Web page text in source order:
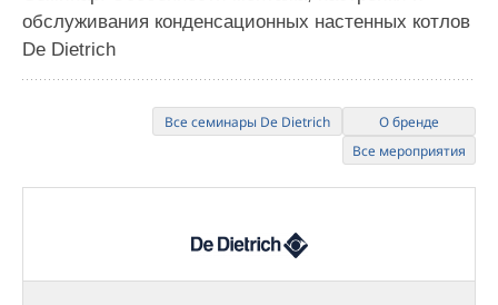
обслуживания конденсационных настенных котлов
De Dietrich
Все семинары De Dietrich
О бренде
Все мероприятия